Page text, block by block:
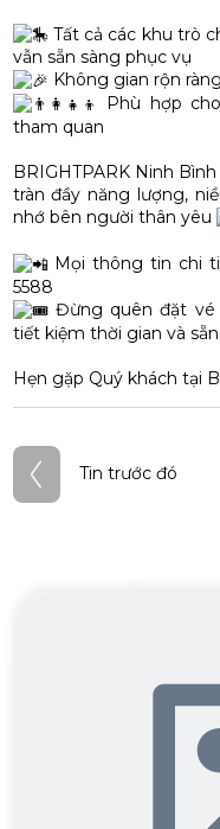
Tất cả các khu trò
vẫn sẵn sàng phục vụ
Không gian rộn
Phù hợp
tham quan
BRIGHTPARK Ninh
tràn đầy năng lượng,
nhớ bên người thân yêu
Mọi thông tin chi
5588
Đừng quên đặt vé
tiết kiệm thời gian và
Hẹn gặp Quý khách tại
Điều
hướng
Tin trước đó